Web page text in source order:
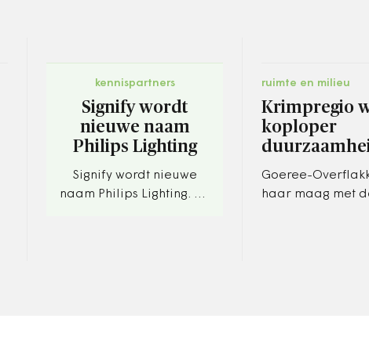
kennispartners
Signify wordt
nieuwe naam
Philips Lighting
Signify wordt nieuwe
naam Philips Lighting. De
ruimte en milieu
Krimpregio
koploper
Goeree-
haar maag met